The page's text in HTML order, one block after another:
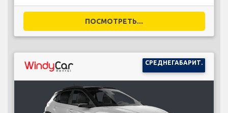
ПОСМОТРЕТЬ...
СРЕДНЕГАБАРИТ.